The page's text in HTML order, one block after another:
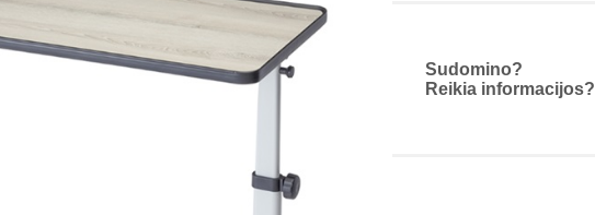
Sudomino?
Reikia informacijos?